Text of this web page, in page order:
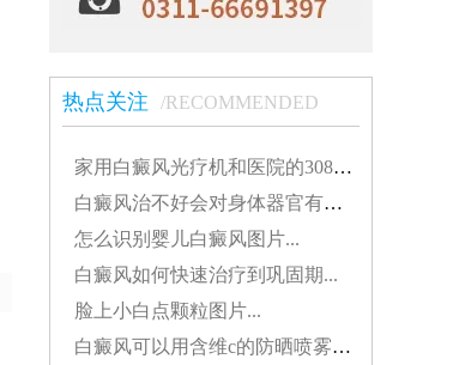
热点关注 /RECOMMENDED
家用白癜风光疗机和医院的308有什么不同...
白癜风治不好会对身体器官有影响吗...
怎么识别婴儿白癜风图片...
白癜风如何快速治疗到巩固期...
脸上小白点颗粒图片...
白癜风可以用含维c的防晒喷雾吗...